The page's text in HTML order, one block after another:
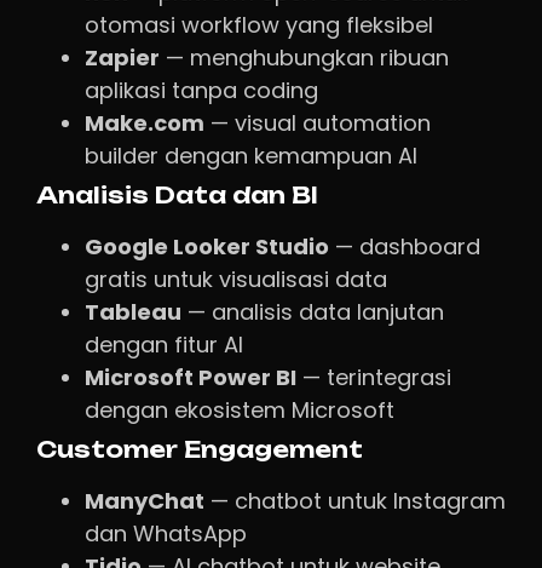
otomasi workflow yang fleksibel
Zapier — menghubungkan ribuan
aplikasi tanpa coding
Make.com — visual automation
builder dengan kemampuan AI
Analisis Data dan BI
Google Looker Studio — dashboard
gratis untuk visualisasi data
Tableau — analisis data lanjutan
dengan fitur AI
Microsoft Power BI — terintegrasi
dengan ekosistem Microsoft
Customer Engagement
ManyChat — chatbot untuk Instagram
dan WhatsApp